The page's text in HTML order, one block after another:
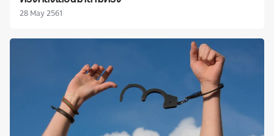
28 May 2561